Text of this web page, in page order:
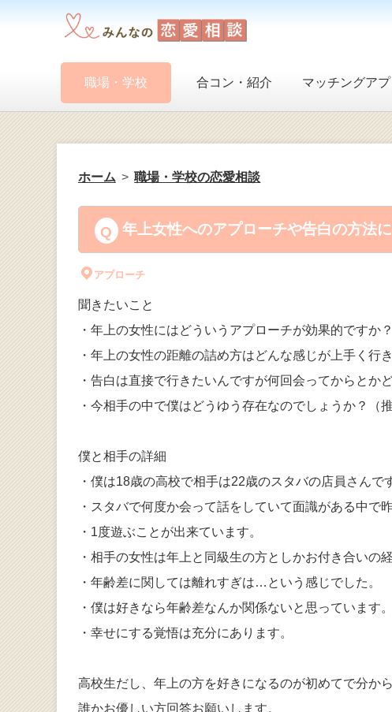
職場・学校 合コン・紹介 マッチングアプ
ホーム 職場・学校の恋愛相談
年上女性へのアプローチや告白の方法
アプローチ
聞きたいこと
・年上の女性にはどういうアプローチが効果的ですか？
・年上の女性の距離の詰め方はどんな感じが上手く行
・告白は直接で行きたいんですが何回会ってからとか
・今相手の中で僕はどうゆう存在なのでしょうか？（
僕と相手の詳細
・僕は18歳の高校で相手は22歳のスタバの店員さんで
・スタバで何度か会って話をしていて面識がある中で
・1度遊ぶことが出来ています。
・相手の女性は年上と同級生の方としかお付き合いの
・年齢差に関しては離れすぎは…という感じでした。
・僕は好きなら年齢差なんか関係ないと思っています。
・幸せにする覚悟は充分にあります。
高校生だし、年上の方を好きになるのが初めてで分か
誰かお優しい方回答お願いします。